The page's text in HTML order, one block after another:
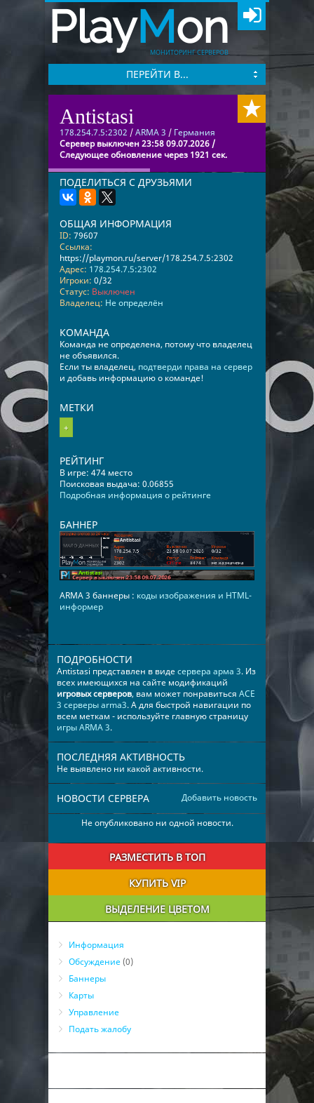
PlayMon
МОНИТОРИНГ СЕРВЕРОВ
ПЕРЕЙТИ В...
Antistasi
178.254.7.5:2302 /ARMA 3 / Германия
Серевер выключен 23:58 09.07.2026 /
Следующее обновление через 1921 сек.
ПОДЕЛИТЬСЯ С ДРУЗЬЯМИ
ОБЩАЯ ИНФОРМАЦИЯ
ID: 79607
Ссылка:
https://playmon.ru/server/178.254.7.5:2302
Адрес: 178.254.7.5:2302
Игроки: 0/32
Статус: Выключен
Владелец: Не определён
КОМАНДА
Команда не определена, потому что владелец
не объявился.
Если ты владелец, подтверди права на сервер
и добавь информацию о команде!
МЕТКИ
+
РЕЙТИНГ
В игре: 474 место
Поисковая выдача: 0.06855
Подробная информация о рейтинге
БАННЕР
ARMA 3 баннеры : коды изображения и HTML-
информер
ПОДРОБНОСТИ
Antistasi представлен в видесервера арма 3. Из
всех имеющихся на сайте модификаций
игровых серверов, вам может понравиться ​​​​​​​​ACE
3 серверы arma3. А для быстрой навигации по
всем меткам - используйте главную страницу
игры ARMA 3.
ПОСЛЕДНЯЯ АКТИВНОСТЬ
Не выявлено ни какой активности.
Добавить новость
НОВОСТИ СЕРВЕРА
Не опубликовано ни одной новости.
РАЗМЕСТИТЬ В ТОП
КУПИТЬ VIP
ВЫДЕЛЕНИЕ ЦВЕТОМ
Информация
Обсуждение (0)
Баннеры
Карты
Управление
Подать жалобу